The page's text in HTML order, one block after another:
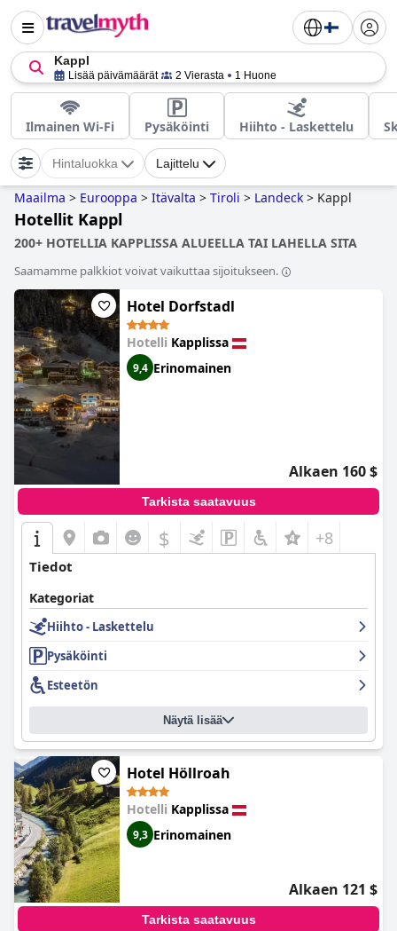
Kappl
Lisää päivämäärät 2 Vierasta 1 Huone
Ilmainen Wi-Fi Pysäköinti Hiihto - Laskettelu
Hintaluokka Lajittelu
Maailma > Eurooppa > Itävalta > Tiroli > Landeck > Kappl
Hotellit Kappl
200+ HOTELLIA KAPPLISSA ALUEELLA TAI LAHELLA SITA
Saamamme palkkiot voivat vaikuttaa sijoitukseen.
Hotel Dorfstadl
Hotelli Kapplissa
9,4 Erinomainen
Alkaen 160 $
Tarkista saatavuus
$ +8
Tiedot
Kategoriat
Hiihto - Laskettelu
Pysäköinti
Esteetön
Näytä lisää
Hotel Höllroah
Hotelli Kapplissa
9,3 Erinomainen
Alkaen 121 $
Tarkista saatavuus